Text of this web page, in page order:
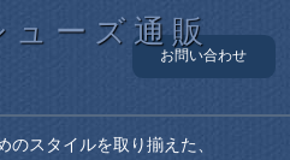
ーズ通販
お問い合わせ
スタイルを取り揃えた、